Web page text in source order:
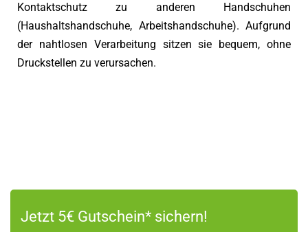
Kontaktschutz zu anderen Handschuhen
(Haushaltshandschuhe, Arbeitshandschuhe). Aufgrund
der nahtlosen Verarbeitung sitzen sie bequem, ohne
Druckstellen zu verursachen.
Jetzt 5€ Gutschein* sichern!